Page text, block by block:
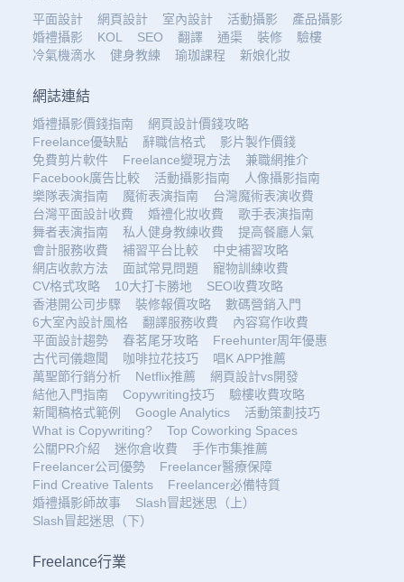
平面設計 網頁設計 室內設計 活動攝影
產品攝影
婚禮攝影
KOL SEO 翻譯 通渠 裝修
驗樓
冷氣機滴水
健身教練 瑜珈課程 新娘化妝
網誌連結
婚禮攝影價錢指南
網頁設計價錢攻略
Freelance優缺點
辭職信格式
影片製作價錢
免費剪片軟件
Freelance變現方法
兼職網推介
Facebook廣告比較
活動攝影指南
人像攝影指南
樂隊表演指南
魔術表演指南
台灣魔術表演收費
台灣平面設計收費
婚禮化妝收費
歌手表演指南
舞者表演指南
私人健身教練收費
提高餐廳人氣
會計服務收費
補習平台比較
中史補習攻略
網店收款方法
面試常見問題
寵物訓練收費
CV格式攻略
10大打卡勝地
SEO收費攻略
香港開公司步驟
裝修報價攻略
數碼營銷入門
6大室內設計風格
翻譯服務收費
內容寫作收費
平面設計趨勢
春茗尾牙攻略
Freehunter周年優惠
古代司儀趣聞
咖啡拉花技巧
唱K APP推薦
萬聖節行銷分析
Netflix推薦
網頁設計vs開發
結他入門指南
Copywriting技巧
驗樓收費攻略
新聞稿格式範例
Google Analytics
活動策劃技巧
What is Copywriting?
Top Coworking Spaces
公關PR介紹
迷你倉收費
手作市集推薦
Freelancer公司優勢
Freelancer醫療保障
Find Creative Talents
Freelancer必備特質
婚禮攝影師故事
Slash冒起迷思（上）
Slash冒起迷思（下）
Freelance行業